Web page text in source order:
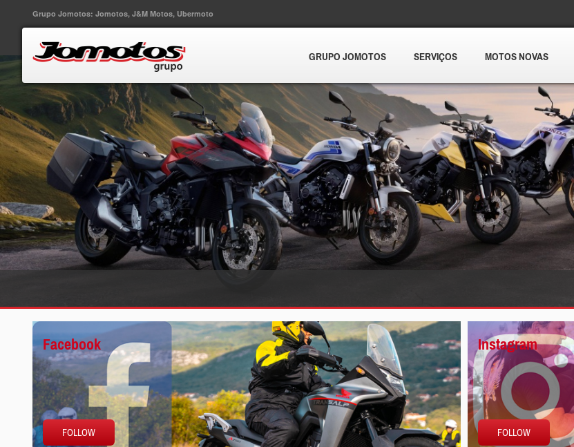
Grupo Jomotos: Jomotos, J&M Motos, Ubermoto
GRUPO JOMOTOS SERVIÇOS MOTOS NOVAS
Facebook
FOLLOW
Instagram
FOLLOW